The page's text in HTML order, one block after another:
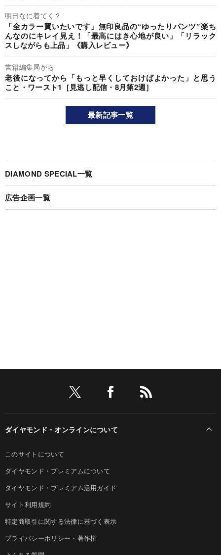
明日なに着てく？
「全カラー買いたいです」無印良品の“ゆったりパンツ”楽ち
んなのにキレイ見え！「最高にはき心地が良い」「リラック
スしながらも上品」《購入レビュー》
書籍編集局から
老後になってから「もっと早くしておけばよかった」と思う
こと・ワースト1［見逃し配信・8月第2週］
最新記事一覧
DIAMOND SPECIAL一覧
広告企画一覧
ダイヤモンド・オンラインについて
このサイトについて
ダイヤモンド・プレミアムについて
ダイヤモンド・プレミアム活用ガイド
サイト利用規約
特定商取引に関する法律に基づく表示
プライバシーポリシー・著作権